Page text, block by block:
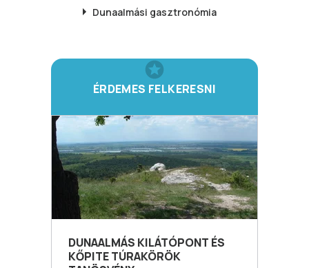
Dunaalmási gasztronómia
ÉRDEMES FELKERESNI
DUNAALMÁS KILÁTÓPONT ÉS
KŐPITE TÚRAKÖRÖK